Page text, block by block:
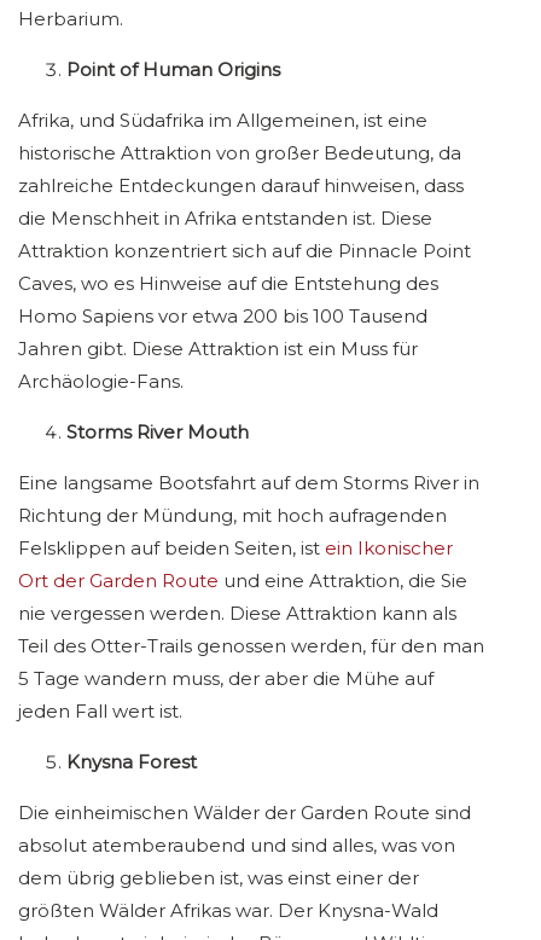
Herbarium.
Point of Human Origins
Afrika, und Südafrika im Allgemeinen, ist eine
historische Attraktion von großer Bedeutung, da
zahlreiche Entdeckungen darauf hinweisen, dass
die Menschheit in Afrika entstanden ist. Diese
Attraktion konzentriert sich auf die Pinnacle Point
Caves, wo es Hinweise auf die Entstehung des
Homo Sapiens vor etwa 200 bis 100 Tausend
Jahren gibt. Diese Attraktion ist ein Muss für
Archäologie-Fans.
Storms River Mouth
Eine langsame Bootsfahrt auf dem Storms River in
Richtung der Mündung, mit hoch aufragenden
Felsklippen auf beiden Seiten, ist ein Ikonischer
Ort der Garden Route und eine Attraktion, die Sie
nie vergessen werden. Diese Attraktion kann als
Teil des Otter-Trails genossen werden, für den man
5 Tage wandern muss, der aber die Mühe auf
jeden Fall wert ist.
Knysna Forest
Die einheimischen Wälder der Garden Route sind
absolut atemberaubend und sind alles, was von
dem übrig geblieben ist, was einst einer der
größten Wälder Afrikas war. Der Knysna-Wald